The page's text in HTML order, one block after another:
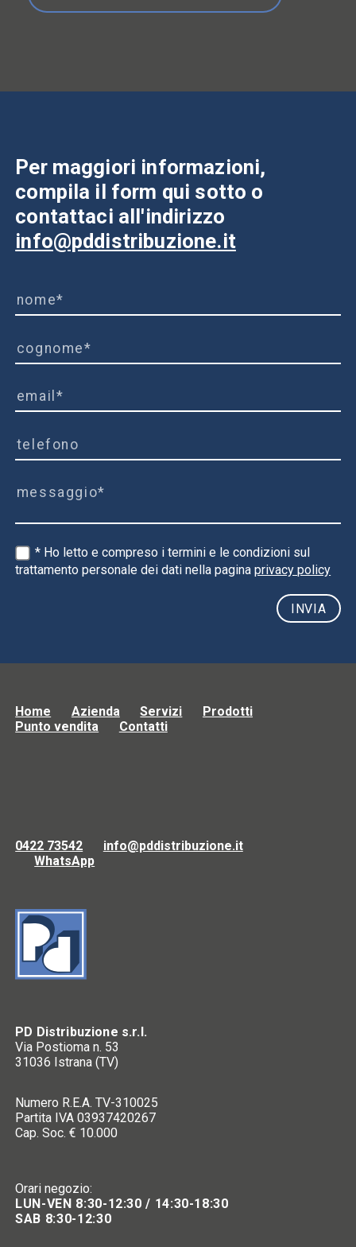
Per maggiori informazioni,
compila il form qui sotto o
contattaci all'indirizzo
info@pddistribuzione.it
* Ho letto e compreso i termini e le condizioni sul
trattamento personale dei dati nella paginaprivacy policy
Home Azienda Servizi
Prodotti
Punto vendita
Contatti
0422 73542
info@pddistribuzione.it
WhatsApp
PD Distribuzione s.r.l.
Via Postioma n. 53
31036 Istrana (TV)
Numero R.E.A. TV-310025
Partita IVA 03937420267
Cap. Soc. € 10.000
Orari negozio:
LUN-VEN 8:30-12:30 / 14:30-18:30
SAB 8:30-12:30